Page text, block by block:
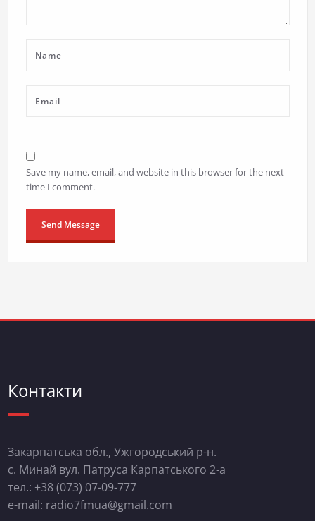
Save my name, email, and website in this browser for the next
time I comment.
Контакти
Закарпатська обл., Ужгородський р-н.
с. Минай вул. Патруса Карпатського 2-а
тел.: +38 (073) 07-09-777
e-mail: radio7fmua@gmail.com